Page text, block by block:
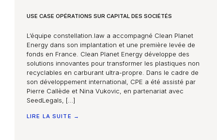
USE CASE OPÉRATIONS SUR CAPITAL DES SOCIÉTÉS
L’équipe constellation.law a accompagné Clean Planet
Energy dans son implantation et une première levée de
fonds en France. Clean Planet Energy développe des
solutions innovantes pour transformer les plastiques non
recyclables en carburant ultra-propre. Dans le cadre de
son développement international, CPE a été assisté par
Pierre Callède et Nina Vukovic, en partenariat avec
SeedLegals, […]
LIRE LA SUITE →